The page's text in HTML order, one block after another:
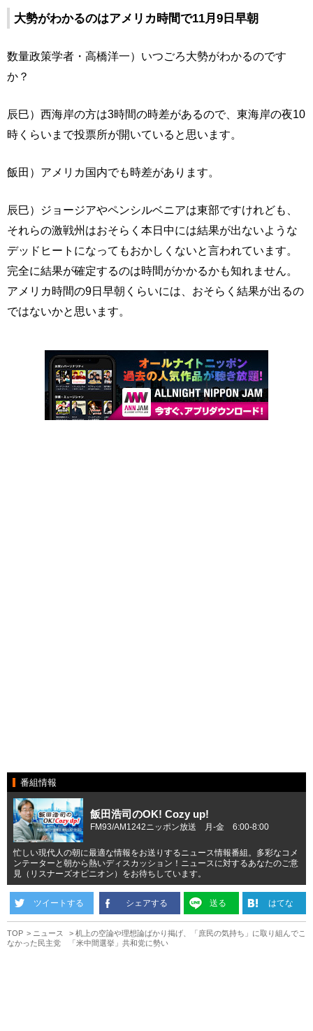
大勢がわかるのはアメリカ時間で11月9日早朝
数量政策学者・高橋洋一）いつごろ大勢がわかるのです
か？
辰巳）西海岸の方は3時間の時差があるので、東海岸の夜10
時くらいまで投票所が開いていると思います。
飯田）アメリカ国内でも時差があります。
辰巳）ジョージアやペンシルベニアは東部ですけれども、
それらの激戦州はおそらく本日中には結果が出ないような
デッドヒートになってもおかしくないと言われています。
完全に結果が確定するのは時間がかかるかも知れません。
アメリカ時間の9日早朝くらいには、おそらく結果が出るの
ではないかと思います。
番組情報
飯田浩司のOK! Cozy up!
FM93/AM1242ニッポン放送 月-金 6:00-8:00
忙しい現代人の朝に最適な情報をお送りするニュース情報番組。多彩なコメ
ンテーターと朝から熱いディスカッション！ニュースに対するあなたのご意
見（リスナーズオピニオン）をお待ちしています。
ツイートする シェアする 送る はてな
TOP ニュース
机上の空論や理想論ばかり掲げ、「庶民の気持ち」に取り組んでこ
なかった民主党 「米中間選挙」共和党に勢い